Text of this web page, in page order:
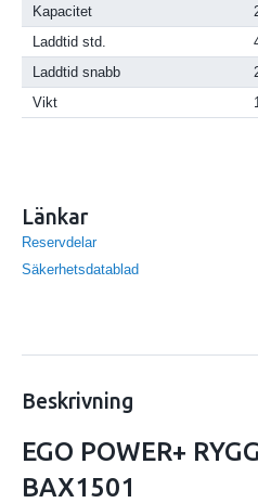
Kapacitet
Laddtid std.
Laddtid snabb
Vikt
Länkar
Reservdelar
Säkerhetsdatablad
Beskrivning
EGO POWER+
BAX1501